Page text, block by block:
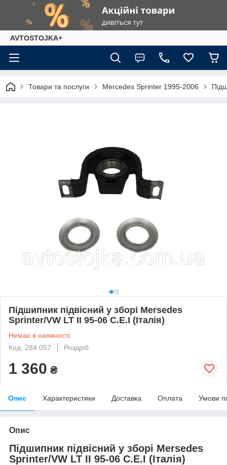
AVTOSTOJKA+
Товари та послуги Mercedes Sprinter 1995-2006
Підшипник підвісний у зборі Mersedes
Sprinter/VW LT II 95-06 C.E.I (Італія)
Немає в наявності
Код: 284.057
Роздріб
1 360 ₴
Опис Характеристики Доставка Оплата Умови
Опис
Підшипник підвісний у зборі Mersedes
Sprinter/VW LT II 95-06 C.E.I (Італія)